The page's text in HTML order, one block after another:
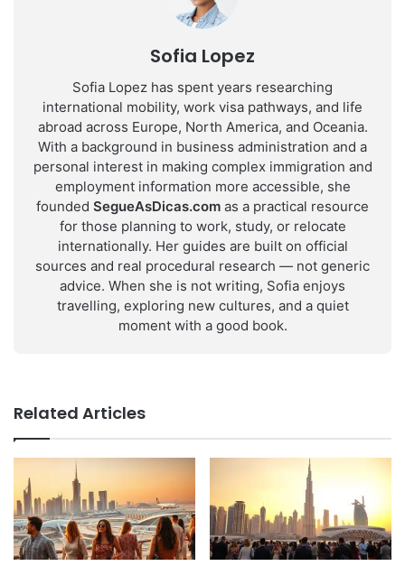
Sofia Lopez
Sofia Lopez has spent years researching
international mobility, work visa pathways, and life
abroad across Europe, North America, and Oceania.
With a background in business administration and a
personal interest in making complex immigration and
employment information more accessible, she
founded SegueAsDicas.com as a practical resource
for those planning to work, study, or relocate
internationally. Her guides are built on official
sources and real procedural research — not generic
advice. When she is not writing, Sofia enjoys
travelling, exploring new cultures, and a quiet
moment with a good book.
Related Articles